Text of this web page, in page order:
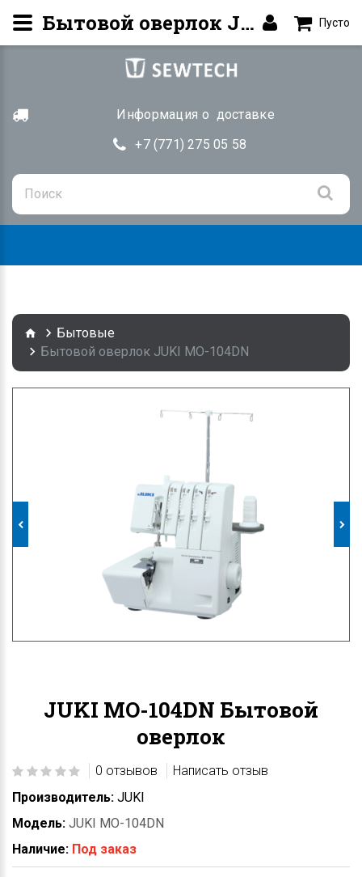
Информация о доставке
+7 (771) 275 05 58
Пусто
Бытовые
Бытовой оверлок JUKI MO-104DN
JUKI MO-104DN Бытовой
оверлок
0 отзывов
Написать отзыв
Производитель: JUKI
Модель: JUKI MO-104DN
Наличие: Под заказ
Бытовой оверлок JUKI MO-104DN. Купить в рассрочку | SEWTECH.KZ